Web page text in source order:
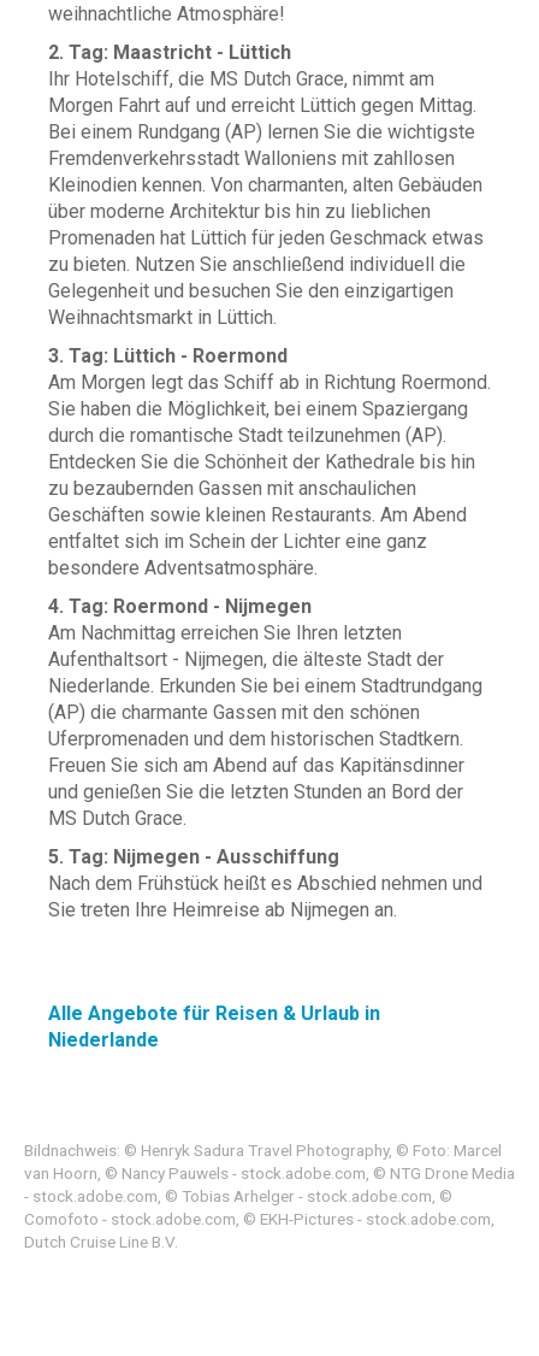
weihnachtliche Atmosphäre!
2. Tag: Maastricht - Lüttich
Ihr Hotelschiff, die MS Dutch Grace, nimmt am
Morgen Fahrt auf und erreicht Lüttich gegen Mittag.
Bei einem Rundgang (AP) lernen Sie die wichtigste
Fremdenverkehrsstadt Walloniens mit zahllosen
Kleinodien kennen. Von charmanten, alten Gebäuden
über moderne Architektur bis hin zu lieblichen
Promenaden hat Lüttich für jeden Geschmack etwas
zu bieten. Nutzen Sie anschließend individuell die
Gelegenheit und besuchen Sie den einzigartigen
Weihnachtsmarkt in Lüttich.
3. Tag: Lüttich - Roermond
Am Morgen legt das Schiff ab in Richtung Roermond.
Sie haben die Möglichkeit, bei einem Spaziergang
durch die romantische Stadt teilzunehmen (AP).
Entdecken Sie die Schönheit der Kathedrale bis hin
zu bezaubernden Gassen mit anschaulichen
Geschäften sowie kleinen Restaurants. Am Abend
entfaltet sich im Schein der Lichter eine ganz
besondere Adventsatmosphäre.
4. Tag: Roermond - Nijmegen
Am Nachmittag erreichen Sie Ihren letzten
Aufenthaltsort - Nijmegen, die älteste Stadt der
Niederlande. Erkunden Sie bei einem Stadtrundgang
(AP) die charmante Gassen mit den schönen
Uferpromenaden und dem historischen Stadtkern.
Freuen Sie sich am Abend auf das Kapitänsdinner
und genießen Sie die letzten Stunden an Bord der
MS Dutch Grace.
5. Tag: Nijmegen - Ausschiffung
Nach dem Frühstück heißt es Abschied nehmen und
Sie treten Ihre Heimreise ab Nijmegen an.
Alle Angebote für Reisen & Urlaub in
Niederlande
Bildnachweis: © Henryk Sadura Travel Photography, © Foto: Marcel
van Hoorn, © Nancy Pauwels - stock.adobe.com, © NTG Drone Media
- stock.adobe.com, © Tobias Arhelger - stock.adobe.com, ©
Comofoto - stock.adobe.com, © EKH-Pictures - stock.adobe.com,
Dutch Cruise Line B.V.